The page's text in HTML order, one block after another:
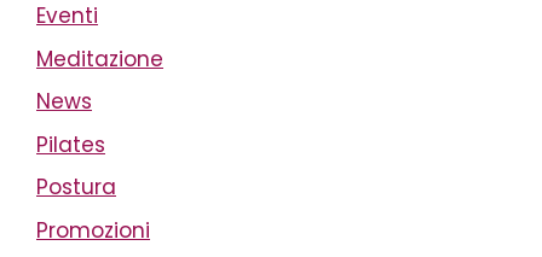
Eventi
Meditazione
News
Pilates
Postura
Promozioni